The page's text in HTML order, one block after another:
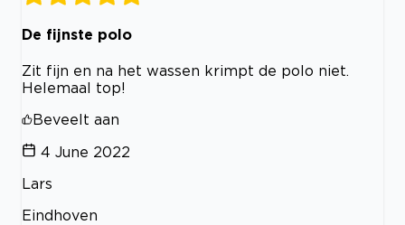
De fijnste polo
Zit fijn en na het wassen krimpt de polo niet.
Helemaal top!
Beveelt aan
4 June 2022
Lars
Eindhoven